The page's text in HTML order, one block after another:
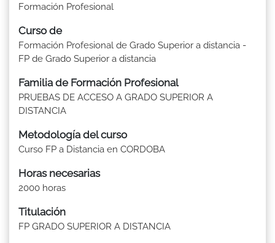
Formación Profesional
Curso de
Formación Profesional de Grado Superior a distancia -
FP de Grado Superior a distancia
Familia de Formación Profesional
PRUEBAS DE ACCESO A GRADO SUPERIOR A
DISTANCIA
Metodología del curso
Curso FP a Distancia en CORDOBA
Horas necesarias
2000 horas
Titulación
FP GRADO SUPERIOR A DISTANCIA